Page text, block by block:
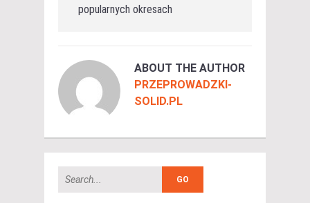
popularnych okresach
ABOUT THE AUTHOR
PRZEPROWADZKI-
SOLID.PL